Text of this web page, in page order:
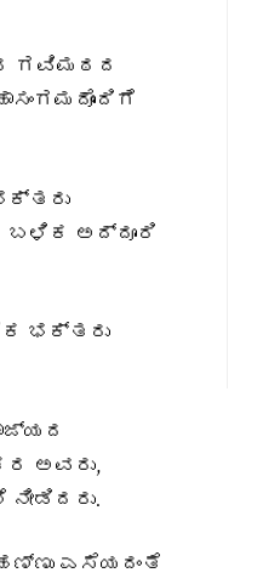
ಗವಿಮಠದ
ಬಳಿಕ ಅದ್ದೂರಿ
ಭಕ್ತರು
ಅವರು,
ಎಸೆಯದಂತೆ